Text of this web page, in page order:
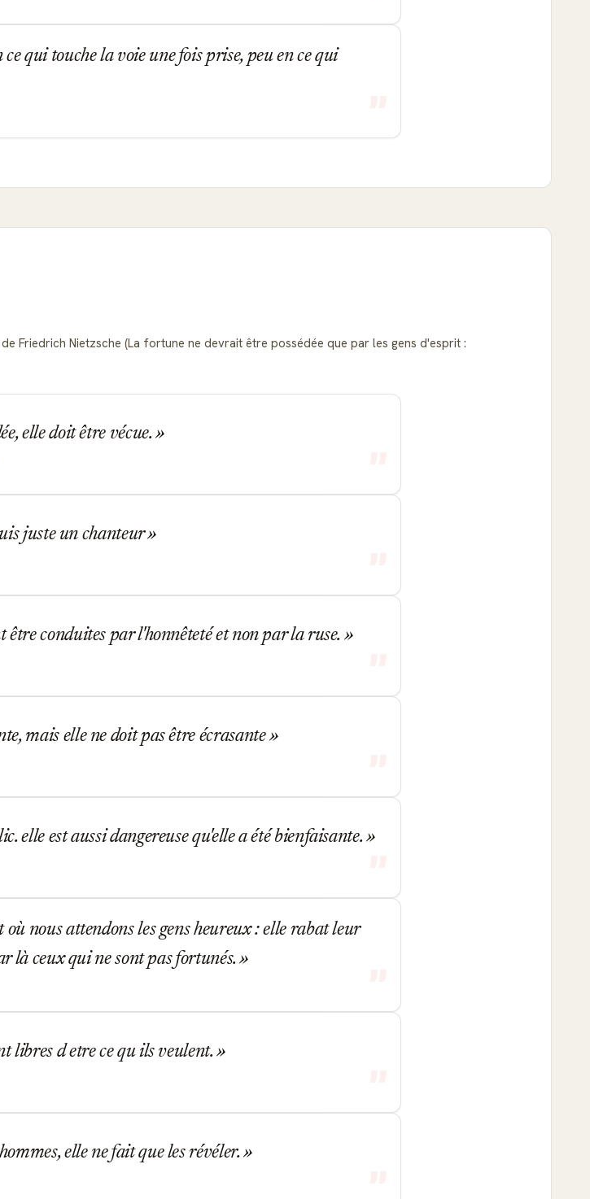
qui touche la voie une fois prise, peu en ce qui
Friedrich Nietzsche (La fortune ne devrait être possédée que par les gens d'esprit :
elle doit être vécue.
juste un chanteur
conduites par l'honnêteté et non par la ruse.
mais elle ne doit pas être écrasante
elle est aussi dangereuse qu'elle a été bienfaisante.
nous attendons les gens heureux : elle rabat leur
là ceux qui ne sont pas fortunés.
libres d etre ce qu ils veulent.
elle ne fait que les révéler.